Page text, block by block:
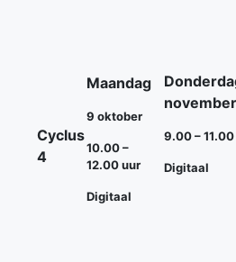
Cyclus
4
Maandag
9 oktober
10.00 –
12.00 uur
Digitaal
november
9.00 –
Digitaal